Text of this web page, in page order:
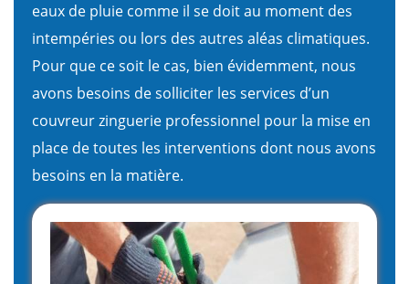
eaux de pluie comme il se doit au moment des
intempéries ou lors des autres aléas climatiques.
Pour que ce soit le cas, bien évidemment, nous
avons besoins de solliciter les services d’un
couvreur zinguerie professionnel pour la mise en
place de toutes les interventions dont nous avons
besoins en la matière.